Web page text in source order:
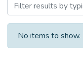
No items to show.